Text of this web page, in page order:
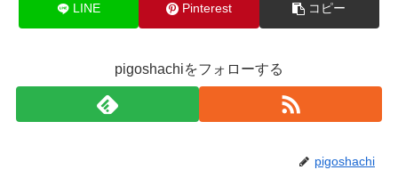
LINE Pinterest コピー
pigoshachiをフォローする
pigoshachi